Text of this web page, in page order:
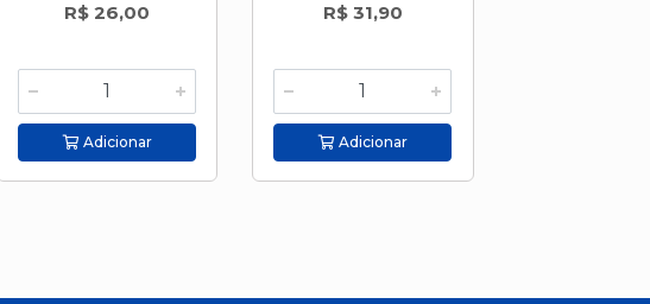
R$ 26,00
Adicionar
R$ 31,90
Adicionar